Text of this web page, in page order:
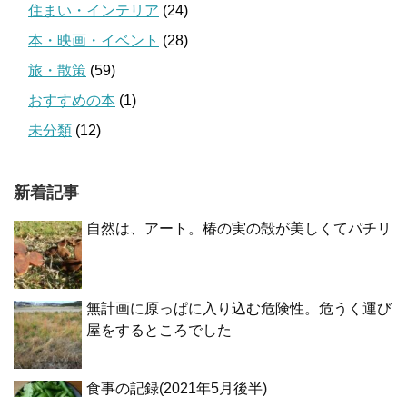
住まい・インテリア (24)
本・映画・イベント (28)
旅・散策 (59)
おすすめの本 (1)
未分類 (12)
新着記事
自然は、アート。椿の実の殻が美しくてパチリ
無計画に原っぱに入り込む危険性。危うく運び
屋をするところでした
食事の記録(2021年5月後半)